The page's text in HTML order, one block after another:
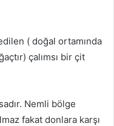
( doğal ortamında
çalımsı bir çit
Nemli bölge
fakat donlara karşı